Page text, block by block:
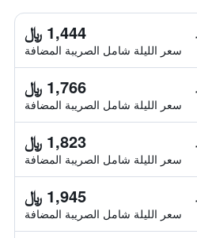
1,444 ﷼
سعر الليلة شامل الصريبة المضافة
1,766 ﷼
سعر الليلة شامل الصريبة المضافة
1,823 ﷼
سعر الليلة شامل الصريبة المضافة
1,945 ﷼
سعر الليلة شامل الصريبة المضافة